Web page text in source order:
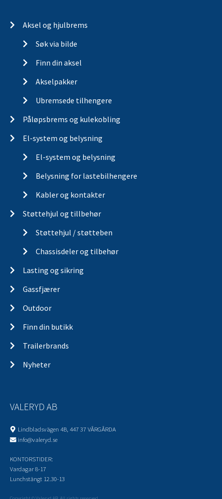
Aksel og hjulbrems
Søk via bilde
Finn din aksel
Akselpakker
Ubremsede tilhengere
Påløpsbrems og kulekobling
El-system og belysning
El-system og belysning
Belysning for lastebilhengere
Kabler og kontakter
Støttehjul og tillbehør
Støttehjul / støtteben
Chassisdeler og tilbehør
Lasting og sikring
Gassfjærer
Outdoor
Finn din butikk
Trailerbrands
Nyheter
VALERYD AB
Lindbladsvägen 4B, 447 37 VÅRGÅRDA
info@valeryd.se
KONTORSTIDER:
Vardagar 8-17
Lunchstängt 12.30-13